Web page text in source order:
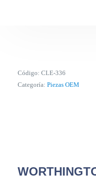
Código:CLE-336
Categoría:Piezas OEM